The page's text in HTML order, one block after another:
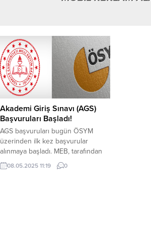
Akademi Giriş Sınavı (AGS)
Başvuruları Başladı!
AGS başvuruları bugün ÖSYM
üzerinden ilk kez başvurular
alınmaya başladı. MEB, tarafından
bu yıl ilk kez düzenlenecek olan
Akademi Giriş Sınavı (AGS) sınavı
08.05.2025 11:19 0